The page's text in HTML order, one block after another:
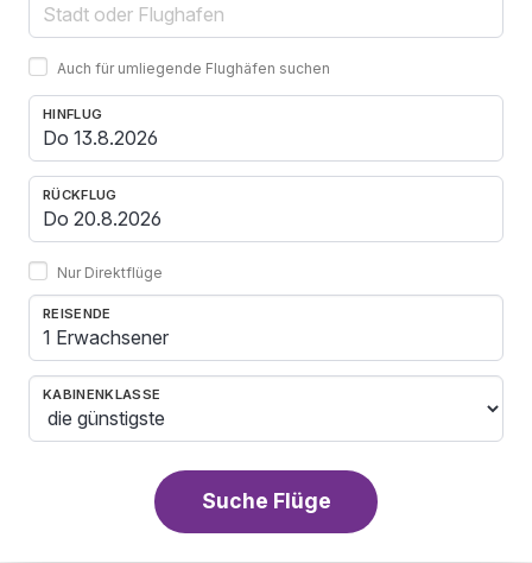
Auch für umliegende Flughäfen suchen
HINFLUG
RÜCKFLUG
Nur Direktflüge
REISENDE
1 Erwachsener
KABINENKLASSE
Suche Flüge